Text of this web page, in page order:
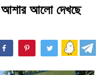
আলো দেখছে